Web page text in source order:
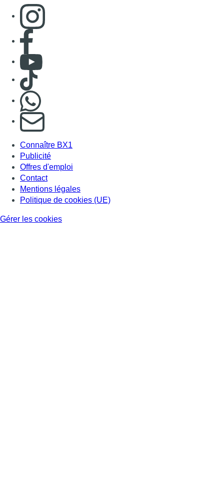
Consulter page Instagram
Consulter page Facebook
Consulter Youtube
Consulter TikTok
S'abonner à notre newsletter
Connaître BX1
Publicité
Offres d'emploi
Contact
Mentions légales
Politique de cookies (UE)
Gérer les cookies